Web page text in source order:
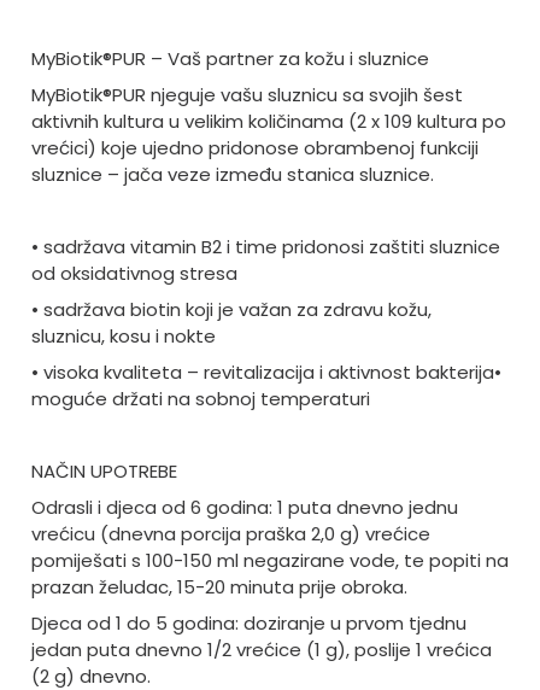
MyBiotik®PUR – Vaš partner za kožu i sluznice
MyBiotik®PUR njeguje vašu sluznicu sa svojih šest
aktivnih kultura u velikim količinama (2 x 109 kultura po
vrećici) koje ujedno pridonose obrambenoj funkciji
sluznice – jača veze između stanica sluznice.
• sadržava vitamin B2 i time pridonosi zaštiti sluznice
od oksidativnog stresa
• sadržava biotin koji je važan za zdravu kožu,
sluznicu, kosu i nokte
• visoka kvaliteta – revitalizacija i aktivnost bakterija•
moguće držati na sobnoj temperaturi
NAČIN UPOTREBE
Odrasli i djeca od 6 godina: 1 puta dnevno jednu
vrećicu (dnevna porcija praška 2,0 g) vrećice
pomiješati s 100-150 ml negazirane vode, te popiti na
prazan želudac, 15-20 minuta prije obroka.
Djeca od 1 do 5 godina: doziranje u prvom tjednu
jedan puta dnevno 1/2 vrećice (1 g), poslije 1 vrećica
(2 g) dnevno.